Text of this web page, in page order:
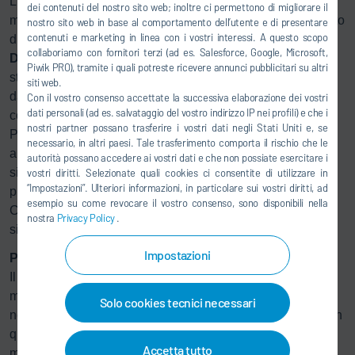
dei contenuti del nostro sito web; inoltre ci permettono di migliorare il
nostro sito web in base al comportamento dell’utente e di presentare
contenuti e marketing in linea con i vostri interessi. A questo scopo
collaboriamo con fornitori terzi (ad es. Salesforce, Google, Microsoft,
Piwik PRO), tramite i quali potreste ricevere annunci pubblicitari su altri
siti web.
Con il vostro consenso accettate la successiva elaborazione dei vostri
dati personali (ad es. salvataggio del vostro indirizzo IP nei profili) e che i
nostri partner possano trasferire i vostri dati negli Stati Uniti e, se
necessario, in altri paesi. Tale trasferimento comporta il rischio che le
autorità possano accedere ai vostri dati e che non possiate esercitare i
vostri diritti. Selezionate quali cookies ci consentite di utilizzare in
“Impostazioni”. Ulteriori informazioni, in particolare sui vostri diritti, ad
esempio su come revocare il vostro consenso, sono disponibili nella
nostra Privacy Policy.
Impostazioni
Solo cookies tecnici necessari
Accetta tutto
migrazione di software di terze parti quanto l’aggiornamento
di un sistema obsoleto all'ultima generazione di
DXQcontrol. "Con la soluzione software interaziendale
stiamo unificando tre diversi reparti di verniciatura separati
da basi tecnologiche diverse: un compito estremamente
complesso", afferma Felix Losch, Senior Manager Digital
Products di Dürr. "Ma è proprio questa integrazione che
apporta il maggior valore aggiunto per il cliente: un unico
sistema anziché tre, un'unica interfaccia utente anziché
piattaforme multiple e piena trasparenza su tutti i processi.
Ciò non solo riduce i costi, ma rende anche la produzione
significativamente più flessibile ed efficiente".
Pianificazione precisa per il lancio del modello
Il progetto chiavi in mano comprende anche una cella di
misurazione offline, una sala di miscelazione vernici,
nonché piattaforme di lavoro e sistemi di trasporto interni. In
qualità di General Contractor, Dürr sta coordinando tutte le